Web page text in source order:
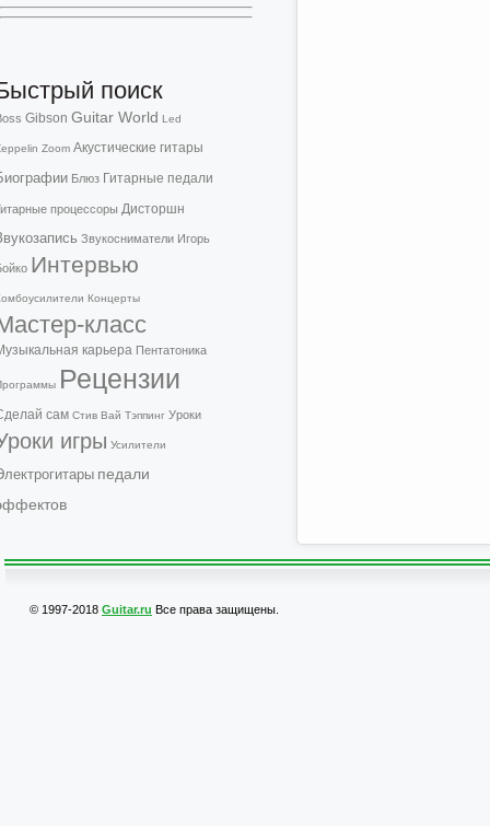
поиск
Gibson Guitar World Led
Zoom Акустические гитары
Блюз Гитарные педали
процессоры Дисторшн
Звукосниматели Игорь
Интервью
Концерты
класс
карьера Пентатоника
Рецензии
сам Стив Вай Тэппинг Уроки
игры Усилители
педали
© 1997-2018 Guitar.ru Все права защищены.